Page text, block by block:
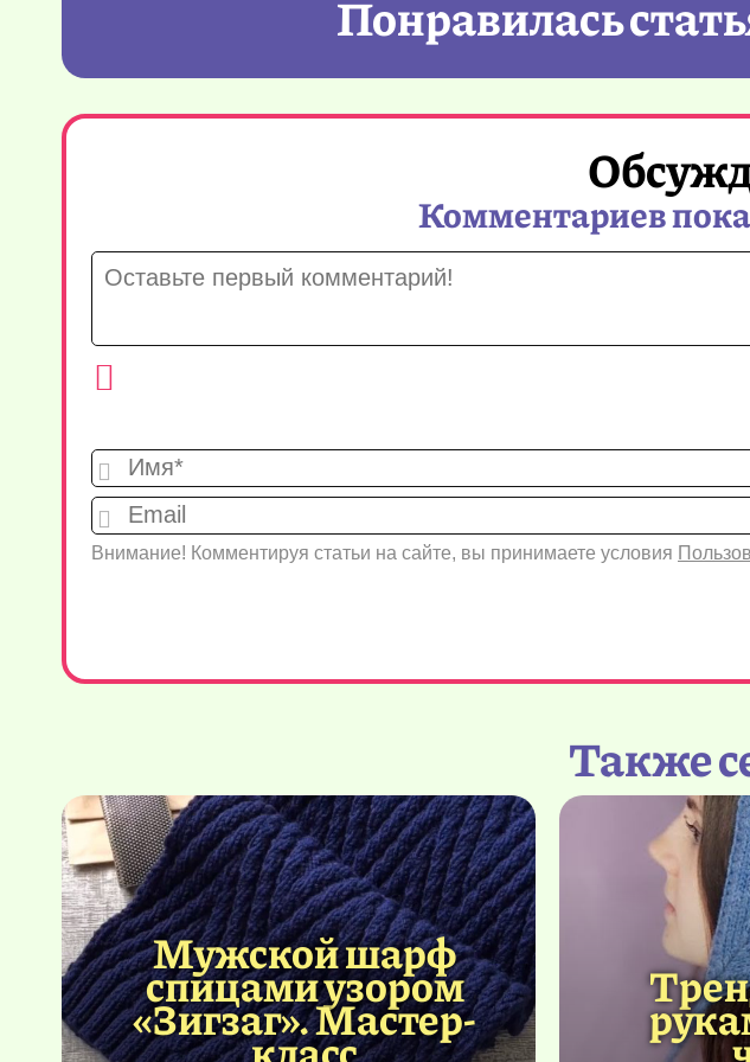
Понравилась
Комментариев
Внимание! Комментируя статьи на сайте, вы принимаете условия
Также
Мужской шарф
спицами узором
«Зигзаг». Мастер-